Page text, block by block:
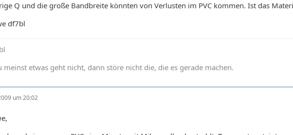
Q und die große Bandbreite könnten von Verlusten im PVC kommen. Ist das
df7bl
meinst etwas geht nicht, dann störe nicht die, die es gerade machen.
um 20:02